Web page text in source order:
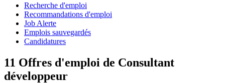
Recherche d'emploi
Recommandations d'emploi
Job Alerte
Emplois sauvegardés
Candidatures
11 Offres d'emploi de Consultant
développeur